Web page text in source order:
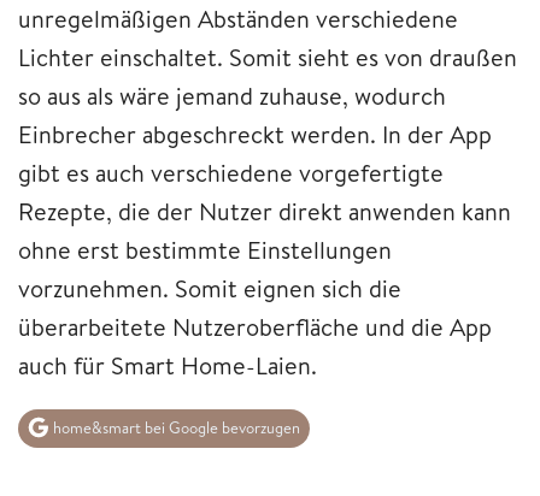
unregelmäßigen Abständen verschiedene
Lichter einschaltet. Somit sieht es von draußen
so aus als wäre jemand zuhause, wodurch
Einbrecher abgeschreckt werden. In der App
gibt es auch verschiedene vorgefertigte
Rezepte, die der Nutzer direkt anwenden kann
ohne erst bestimmte Einstellungen
vorzunehmen. Somit eignen sich die
überarbeitete Nutzeroberfläche und die App
auch für Smart Home-Laien.
home&smart bei Google bevorzugen